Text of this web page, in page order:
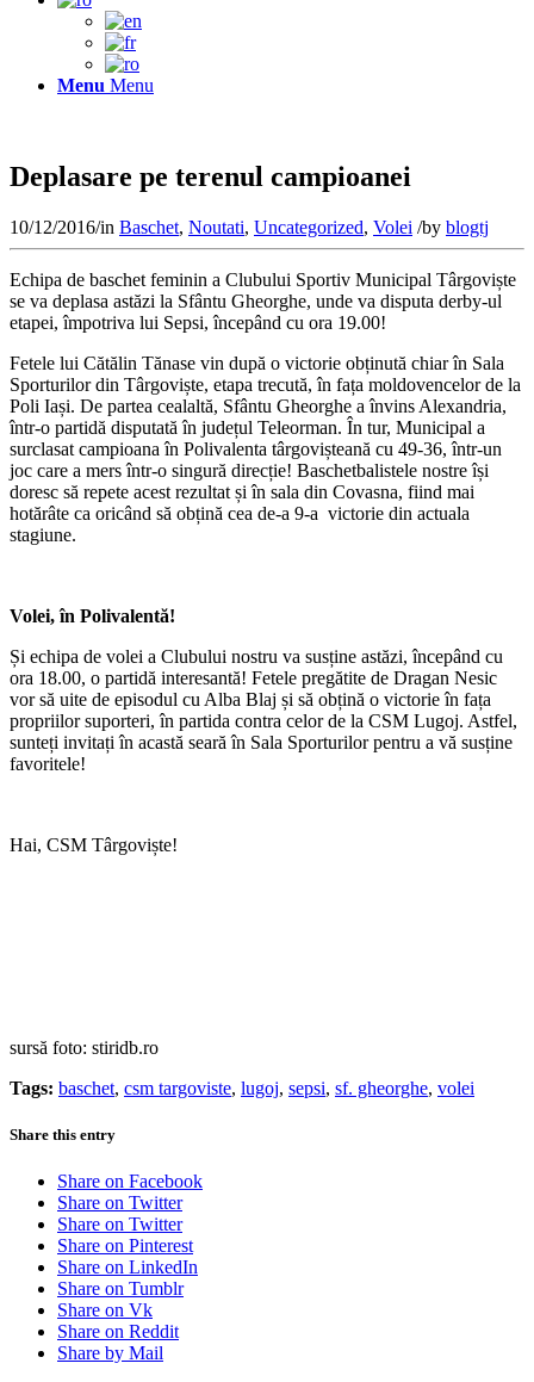
Menu Menu
Deplasare pe terenul campioanei
10/12/2016/in Baschet, Noutati, Uncategorized, Volei /by blogtj
Echipa de baschet feminin a Clubului Sportiv Municipal Târgoviște
se va deplasa astăzi la Sfântu Gheorghe, unde va disputa derby-ul
etapei, împotriva lui Sepsi, începând cu ora 19.00!
Fetele lui Cătălin Tănase vin după o victorie obținută chiar în Sala
Sporturilor din Târgoviște, etapa trecută, în fața moldovencelor de la
Poli Iași. De partea cealaltă, Sfântu Gheorghe a învins Alexandria,
într-o partidă disputată în județul Teleorman. În tur, Municipal a
surclasat campioana în Polivalenta târgovișteană cu 49-36, într-un
joc care a mers într-o singură direcție! Baschetbalistele nostre își
doresc să repete acest rezultat și în sala din Covasna, fiind mai
hotărâte ca oricând să obțină cea de-a 9-a victorie din actuala
stagiune.
Volei, în Polivalentă!
Și echipa de volei a Clubului nostru va susține astăzi, începând cu
ora 18.00, o partidă interesantă! Fetele pregătite de Dragan Nesic
vor să uite de episodul cu Alba Blaj și să obțină o victorie în fața
propriilor suporteri, în partida contra celor de la CSM Lugoj. Astfel,
sunteți invitați în acastă seară în Sala Sporturilor pentru a vă susține
favoritele!
Hai, CSM Târgoviște!
sursă foto: stiridb.ro
Tags: baschet, csm targoviste, lugoj, sepsi, sf. gheorghe, volei
Share this entry
Share on Facebook
Share on Twitter
Share on Twitter
Share on Pinterest
Share on LinkedIn
Share on Tumblr
Share on Vk
Share on Reddit
Share by Mail